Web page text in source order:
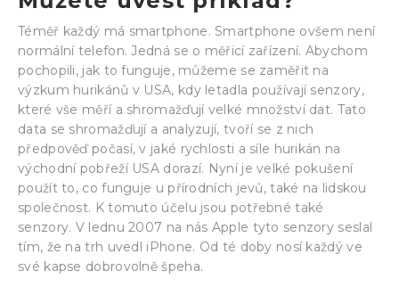
Téměř každý má smartphone. Smartphone ovšem není
normální telefon. Jedná se o měřicí zařízení. Abychom
pochopili, jak to funguje, můžeme se zaměřit na
výzkum hurikánů v USA, kdy letadla používají senzory,
které vše měří a shromažďují velké množství dat. Tato
data se shromažďují a analyzují, tvoří se z nich
předpověď počasí, v jaké rychlosti a síle hurikán na
východní pobřeží USA dorazí. Nyní je velké pokušení
použít to, co funguje u přírodních jevů, také na lidskou
společnost. K tomuto účelu jsou potřebné také
senzory. V lednu 2007 na nás Apple tyto senzory seslal
tím, že na trh uvedl iPhone. Od té doby nosí každý ve
své kapse dobrovolně špeha.